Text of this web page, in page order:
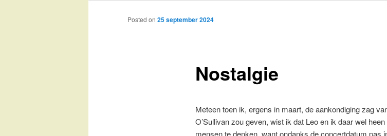
to
Nostalgie
Posted on 25 september 2024
Meteen toen ik, ergens in maart, de aankondiging zag
O’Sullivan zou geven, wist ik dat Leo en ik daar wel
mensen te denken, want ondanks de concertdatum pas